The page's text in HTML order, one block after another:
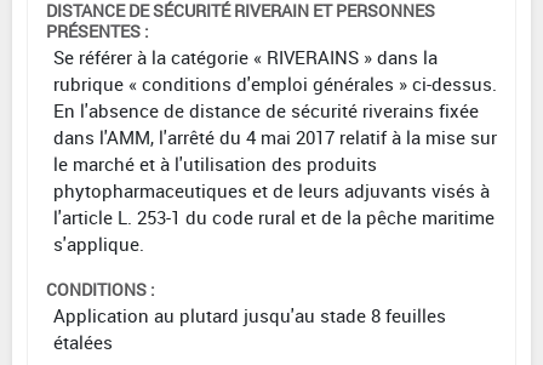
DISTANCE DE SÉCURITÉ RIVERAIN ET PERSONNES
PRÉSENTES :
Se référer à la catégorie « RIVERAINS » dans la
rubrique « conditions d'emploi générales » ci-dessus.
En l'absence de distance de sécurité riverains fixée
dans l'AMM, l'arrêté du 4 mai 2017 relatif à la mise sur
le marché et à l'utilisation des produits
phytopharmaceutiques et de leurs adjuvants visés à
l'article L. 253-1 du code rural et de la pêche maritime
s'applique.
CONDITIONS :
Application au plutard jusqu'au stade 8 feuilles
étalées